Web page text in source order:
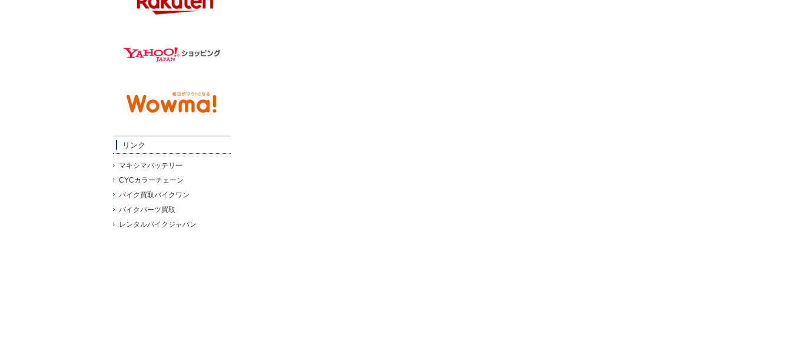
リンク
マキシマバッテリー
CYCカラーチェーン
バイク買取バイクワン
バイクパーツ買取
レンタルバイクジャパン